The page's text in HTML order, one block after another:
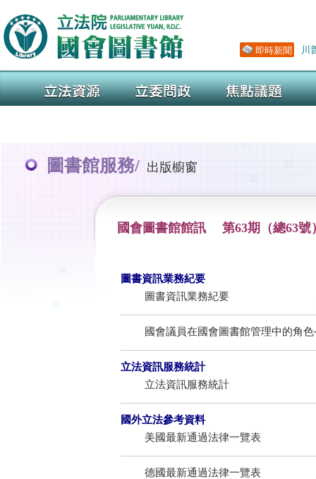
圖書館服務/ 出版櫥窗
國會圖書館館訊 第63期（總63號
圖書資訊業務紀要
圖書資訊業務紀要
國會議員在國會圖書館管理中的角
立法資訊服務統計
立法資訊服務統計
國外立法參考資料
美國最新通過法律一覽表
德國最新通過法律一覽表